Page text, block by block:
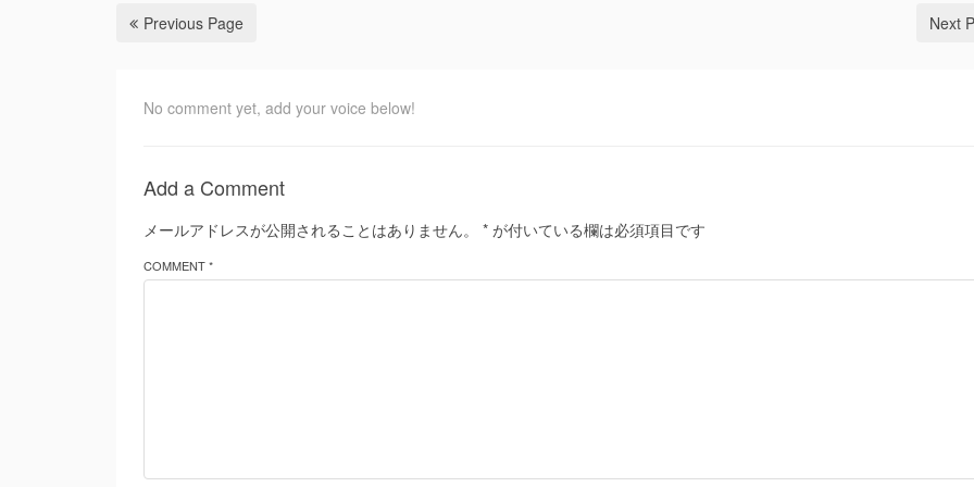
Previous Page Next
No comment yet, add your voice below!
Add a Comment
メールアドレスが公開されることはありません。 * が付いている欄は必須項目です
COMMENT *